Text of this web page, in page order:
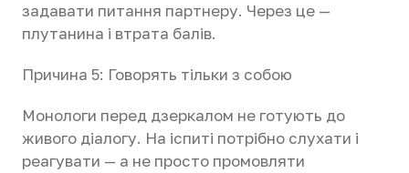
задавати питання партнеру. Через це —
плутанина і втрата балів.
Причина 5: Говорять тільки з собою
Монологи перед дзеркалом не готують до
живого діалогу. На іспиті потрібно слухати і
реагувати — а не просто промовляти